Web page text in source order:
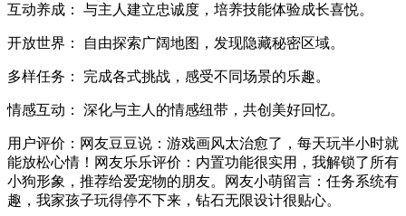
互动养成： 与主人建立忠诚度，培养技能体验成长喜悦。
开放世界： 自由探索广阔地图，发现隐藏秘密区域。
多样任务： 完成各式挑战，感受不同场景的乐趣。
情感互动： 深化与主人的情感纽带，共创美好回忆。
用户评价：网友豆豆说：游戏画风太治愈了，每天玩半小时就
能放松心情！网友乐乐评价：内置功能很实用，我解锁了所有
小狗形象，推荐给爱宠物的朋友。网友小萌留言：任务系统有
趣，我家孩子玩得停不下来，钻石无限设计很贴心。